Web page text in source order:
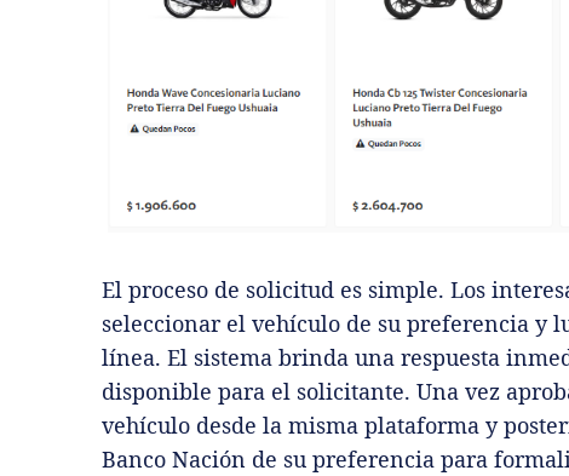
El proceso de solicitud es simple. Los
seleccionar el vehículo de su preferencia y
línea. El sistema brinda una respuesta
disponible para el solicitante. Una vez
vehículo desde la misma plataforma y
Banco Nación de su preferencia para